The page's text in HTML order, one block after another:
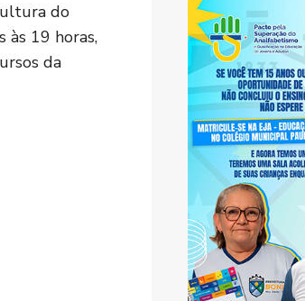
do
às 19 horas,
da